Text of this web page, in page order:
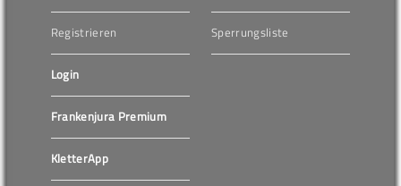
Registrieren
Login
Frankenjura Premium
KletterApp
Sperrungsliste